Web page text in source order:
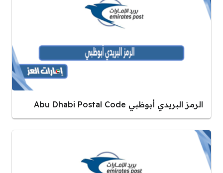
الرمز البريدي أبوظبي Abu Dhabi Postal Code